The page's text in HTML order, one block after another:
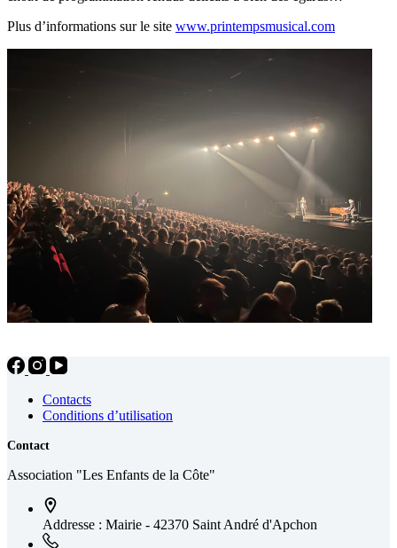
Plus d’informations sur le site www.printempsmusical.com
Contacts
Conditions d’utilisation
Contact
Association "Les Enfants de la Côte"
Addresse : Mairie - 42370 Saint André d'Apchon